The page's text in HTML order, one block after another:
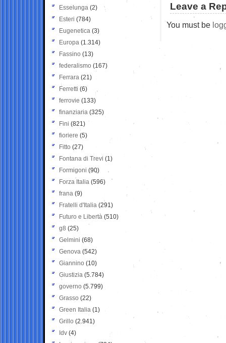
Leave a
You must be
Esselunga (2)
Esteri (784)
Eugenetica (3)
Europa (1.314)
Fassino (13)
federalismo (167)
Ferrara (21)
Ferretti (6)
ferrovie (133)
finanziaria (325)
Fini (821)
fioriere (5)
Fitto (27)
Fontana di Trevi (1)
Formigoni (90)
Forza Italia (596)
frana (9)
Fratelli d'Italia (291)
Futuro e Libertà (510)
g8 (25)
Gelmini (68)
Genova (542)
Giannino (10)
Giustizia (5.784)
governo (5.799)
Grasso (22)
Green Italia (1)
Grillo (2.941)
Idv (4)